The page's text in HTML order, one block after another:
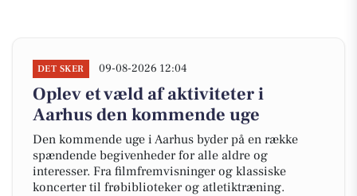
DET SKER 09-08-2026 12:04
Oplev et væld af aktiviteter i
Aarhus den kommende uge
Den kommende uge i Aarhus byder på en række
spændende begivenheder for alle aldre og
interesser. Fra filmfremvisninger og klassiske
koncerter til frøbiblioteker og atletiktræning.